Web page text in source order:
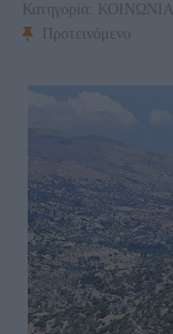
Κατηγορία: ΚΟΙΝΩΝΙΑ
Προτεινόμενο